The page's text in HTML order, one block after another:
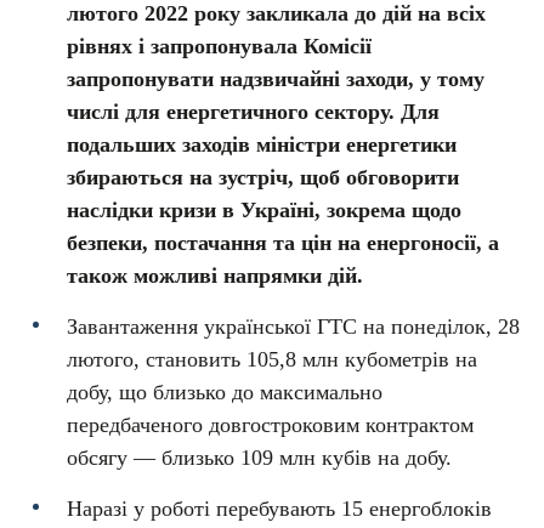
лютого 2022 року закликала до дій на всіх
рівнях і запропонувала Комісії
запропонувати надзвичайні заходи, у тому
числі для енергетичного сектору. Для
подальших заходів міністри енергетики
збираються на зустріч, щоб обговорити
наслідки кризи в Україні, зокрема щодо
безпеки, постачання та цін на енергоносії, а
також можливі напрямки дій.
Завантаження української ГТС на понеділок, 28
лютого, становить 105,8 млн кубометрів на
добу, що близько до максимально
передбаченого довгостроковим контрактом
обсягу — близько 109 млн кубів на добу.
Наразі у роботі перебувають 15 енергоблоків